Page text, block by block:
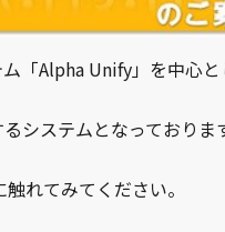
「Alpha Unify」を中心と
システムとなっておりま
れてみてください。